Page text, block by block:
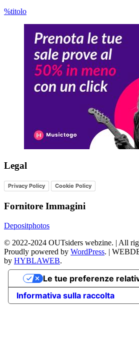
%titolo
Legal
Privacy Policy Cookie Policy
Fornitore Immagini
Depositphotos
© 2022-2024 OUTsiders webzine. | All
Proudly powered by WordPress. |
by HYBLAWEB.
Informativa sulla raccolta
Le tue preferenze